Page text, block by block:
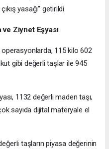
yasağı” getirildi.
Ziynet Eşyası
115 kilo 602
gibi değerli taşlar ile 945
1132 değerli maden taşı,
sayıda dijital materyale el
taşların piyasa değerinin